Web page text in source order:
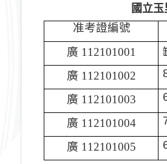
國立
准考證編號
廣 112101001
廣 112101002
廣 112101003
廣 112101004
廣 112101005